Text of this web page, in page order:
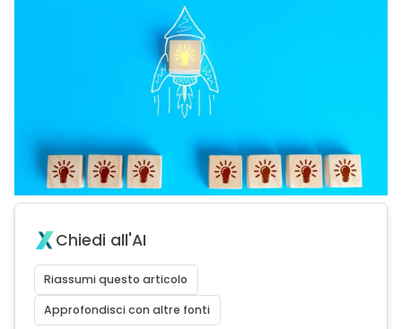
Chiedi all'AI
Riassumi questo articolo
Approfondisci con altre fonti